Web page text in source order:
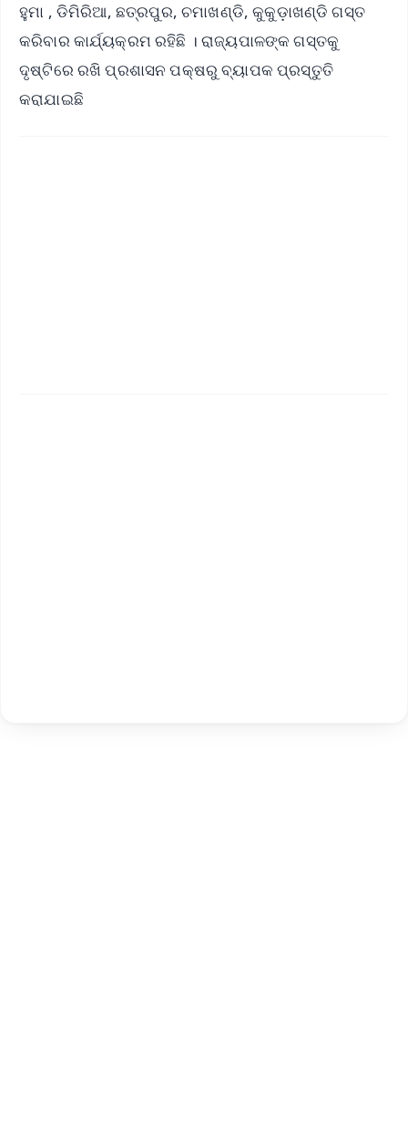
ହୁମା , ଡିମିରିଆ, ଛତ୍ରପୁର, ଚମାଖଣ୍ଡି, କୁକୁଡ଼ାଖଣ୍ଡି ଗସ୍ତ
କରିବାର କାର୍ଯ୍ୟକ୍ରମ ରହିଛି । ରାଜ୍ୟପାଳଙ୍କ ଗସ୍ତକୁ
ଦୃଷ୍ଟିରେ ରଖି ପ୍ରଶାସନ ପକ୍ଷରୁ ବ୍ୟାପକ ପ୍ରସ୍ତୁତି
କରାଯାଇଛି